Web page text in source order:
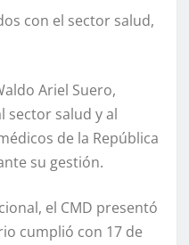
con el sector salud,
Ariel Suero,
sector salud y al
de la República
su gestión.
el CMD presentó
cumplió con 17 de